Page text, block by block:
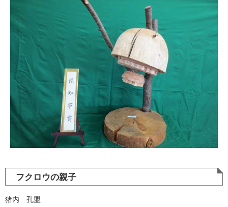
フクロウの親子
猪内 孔盟